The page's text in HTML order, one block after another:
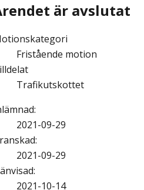
är avslutat
Fristående motion
Trafikutskottet
:
2021-09-29
:
2021-09-29
:
2021-10-14